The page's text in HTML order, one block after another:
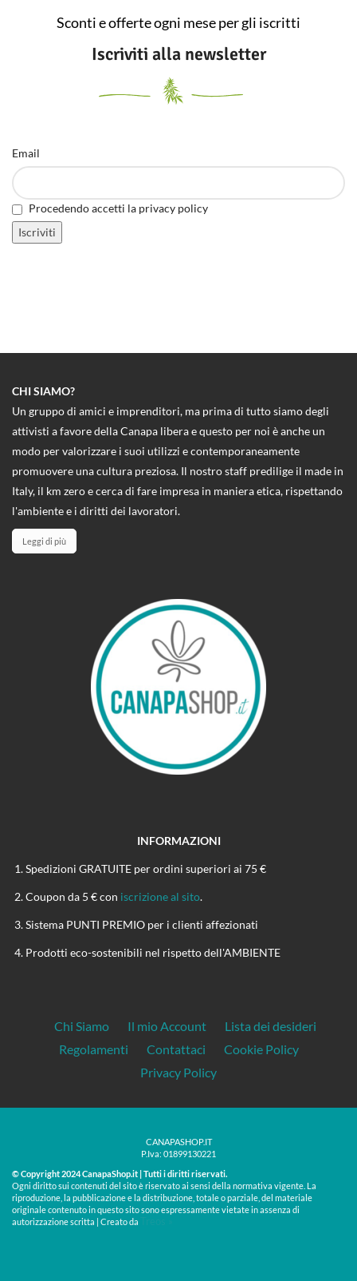
Sconti e offerte ogni mese per gli iscritti
Iscriviti alla newsletter
Email
Procedendo accetti la privacy policy
CHI SIAMO?
Un gruppo di amici e imprenditori, ma prima di tutto siamo degli
attivisti a favore della Canapa libera e questo per noi è anche un
modo per valorizzare i suoi utilizzi e contemporaneamente
promuovere una cultura preziosa. Il nostro staff predilige il made in
Italy, il km zero e cerca di fare impresa in maniera etica, rispettando
l'ambiente e i diritti dei lavoratori.
Leggi di più
INFORMAZIONI
Spedizioni GRATUITE per ordini superiori ai 75 €
Coupon da 5 € con iscrizione al sito.
Sistema PUNTI PREMIO per i clienti affezionati
Prodotti eco-sostenibili nel rispetto dell'AMBIENTE
Chi Siamo Il mio Account
Lista dei desideri
Regolamenti
Contattaci
Cookie Policy
Privacy Policy
CANAPASHOP.IT
P.Iva: 01899130221
© Copyright 2024 CanapaShop.it | Tutti i diritti riservati.
Ogni diritto sui contenuti del sito è riservato ai sensi della normativa vigente. La
riproduzione, la pubblicazione e la distribuzione, totale o parziale, del materiale
originale contenuto in questo sito sono espressamente vietate in assenza di
autorizzazione scritta | Creato da